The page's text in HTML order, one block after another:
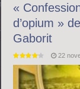
«
d’opium »
Gaborit
22